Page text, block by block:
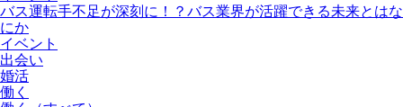
バス運転手不足が深刻に！？バス業界が活躍できる未来とはな
にか
イベント
出会い
婚活
働く